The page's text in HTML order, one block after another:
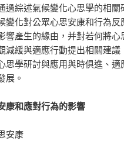
過綜述氣候變化心思學的相關
變化對公眾心思安康和行為反
響產生的緣由，并對若何將心
減緩與適應行動提出相關建議
思學研討與應用與時俱進、適
展。
康和應對行為的影響
安康